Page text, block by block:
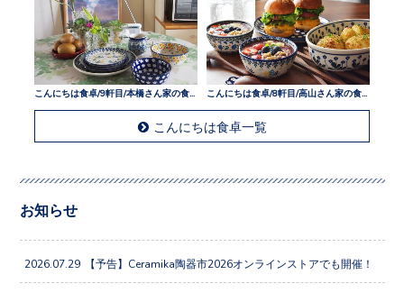
こんにちは食卓/9軒目/本橋さん家の食卓
こんにちは食卓一覧
お知らせ
2026.07.29 【予告】Ceramika陶器市2026オンラインストアでも開催！